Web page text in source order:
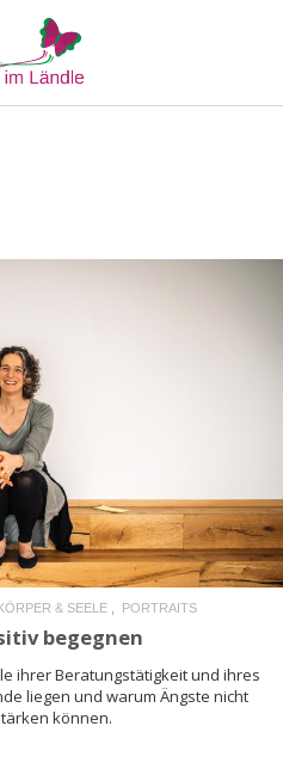
MORE
& SEELE PORTRAITS
begegnen
ihrer Beratungstätigkeit und ihres
liegen und warum Ängste nicht
können.